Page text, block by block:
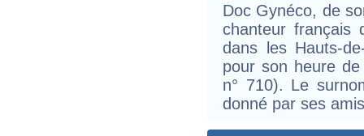
Doc Gynéco, de
chanteur français
dans les Hauts-
pour son heure
n° 710). Le
donné par ses